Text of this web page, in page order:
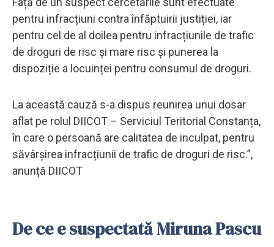
pentru infracțiuni contra înfăptuirii justiției, iar
pentru cel de al doilea pentru infracțiunile de trafic
de droguri de risc și mare risc și punerea la
dispoziție a locuinței pentru consumul de droguri.
La această cauză s-a dispus reunirea unui dosar
aflat pe rolul DIICOT – Serviciul Teritorial Constanța,
în care o persoană are calitatea de inculpat, pentru
săvârșirea infracțiunii de trafic de droguri de risc.”,
anunță DIICOT
De ce e suspectată Miruna Pascu